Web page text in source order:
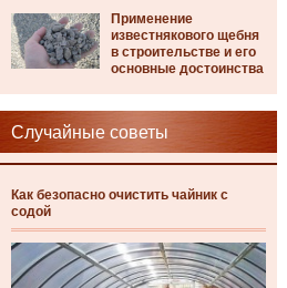
Применение
известнякового щебня
в строительстве и его
основные достоинства
Случайные советы
Как безопасно очистить чайник с
содой